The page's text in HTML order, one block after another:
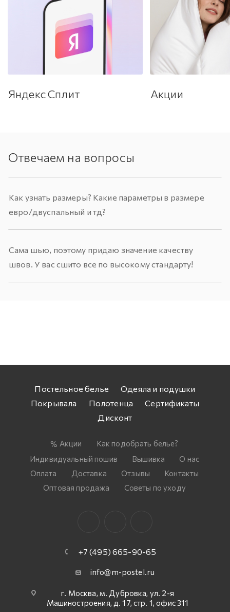
Яндекс Сплит Акции
Отвечаем на вопросы
Как узнать размеры? Какие параметры в размере
евро/двуспальный и тд?
Сама шью, поэтому придаю значение качеству
швов. У вас сшито все по высокому стандарту!
Постельное белье
Одеяла и подушки
Покрывала
Полотенца
Сертификаты
Дисконт
Акции
Как подобрать белье?
Индивидуальный пошив
Вышивка
О нас
Оплата
Доставка Отзывы
Контакты
Оптовая продажа
Советы по уходу
+7 (495) 665-90-65
info@m-postel.ru
г. Москва, м. Дубровка, ул. 2-я
Машиностроения, д. 17, стр. 1, офис 311